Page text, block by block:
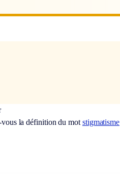
vous la définition du mot stigmatisme